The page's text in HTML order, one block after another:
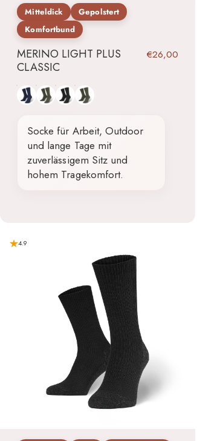
Mitteldick
Gepolstert
Komfortbund
MERINO LIGHT PLUS
CLASSIC
€26,00
Dunkelblau
GrauSchwarz
Grün
Socke für Arbeit, Outdoor
und lange Tage mit
zuverlässigem Sitz und
hohem Tragekomfort.
4.9